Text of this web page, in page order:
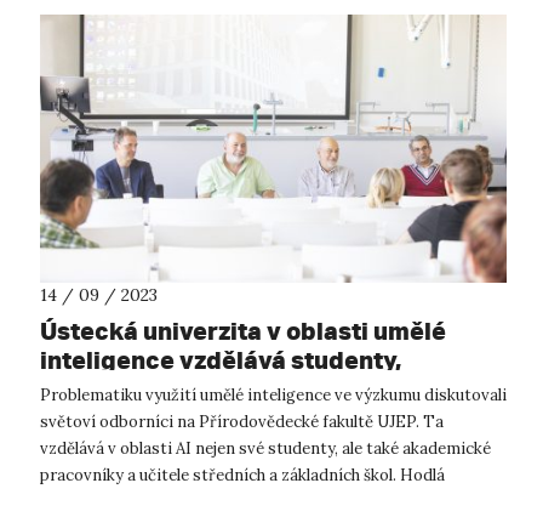
14 / 09 / 2023
Ústecká univerzita v oblasti umělé
inteligence vzdělává studenty,
akademiky i učitele
Problematiku využití umělé inteligence ve výzkumu diskutovali
světoví odborníci na Přírodovědecké fakultě UJEP. Ta
vzdělává v oblasti AI nejen své studenty, ale také akademické
pracovníky a učitele středních a základních škol. Hodlá